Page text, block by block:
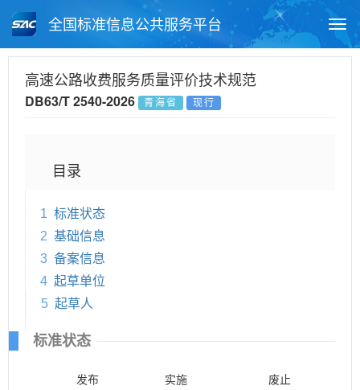
全国标准信息公共服务平台
月报查询 标准公告查询
高速公路收费服务质量评价技术规范
DB63/T 2540-2026 青海省 现行
目录
1 标准状态
2 基础信息
3 备案信息
4 起草单位
5 起草人
标准状态
发布 实施 废止